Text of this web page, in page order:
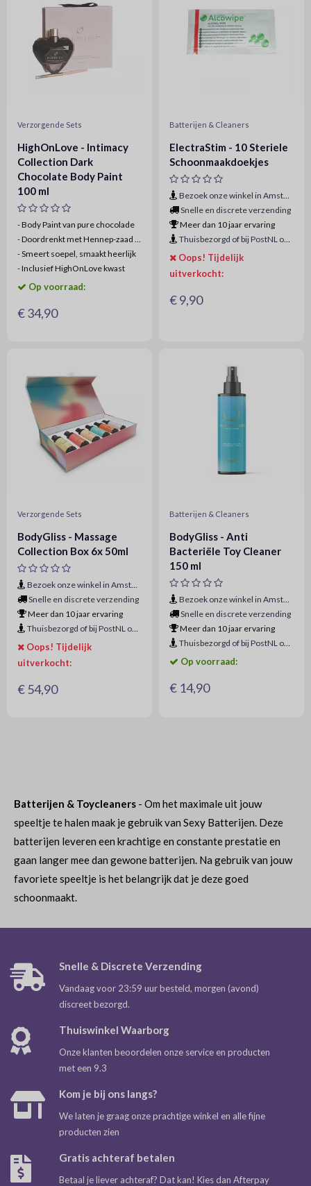
Verzorgende Sets
HighOnLove - Intimacy
Collection Dark
Chocolate Body Paint
100 ml
- Body Paint van pure chocolade
-Doordrenkt met Hennep-zaad olie
-Smeert soepel, smaakt heerlijk
-Inclusief HighOnLove kwast
Op voorraad:
€ 34,90
Batterijen & Cleaners
ElectraStim - 10 Steriele
Schoonmaakdoekjes
Bezoek onze winkel in Amsterdam
Snelle en discrete verzending
Meer dan 10 jaar ervaring
Thuisbezorgd of bij PostNL ophaalpunt
Oops! Tijdelijk
uitverkocht:
€ 9,90
Verzorgende Sets
BodyGliss - Massage
Collection Box 6x 50ml
Bezoek onze winkel in Amsterdam
Snelle en discrete verzending
Meer dan 10 jaar ervaring
Thuisbezorgd of bij PostNL ophaalpunt
Oops! Tijdelijk
uitverkocht:
€ 54,90
Batterijen & Cleaners
BodyGliss - Anti
Bacteriële Toy Cleaner
150 ml
Bezoek onze winkel in Amsterdam
Snelle en discrete verzending
Meer dan 10 jaar ervaring
Thuisbezorgd of bij PostNL ophaalpunt
Op voorraad:
€ 14,90
Batterijen & Toycleaners - Om het maximale uit jouw
speeltje te halen maak je gebruik van Sexy Batterijen. Deze
batterijen leveren een krachtige en constante prestatie en
gaan langer mee dan gewone batterijen. Na gebruik van jouw
favoriete speeltje is het belangrijk dat je deze goed
schoonmaakt.
Snelle & Discrete Verzending
Vandaag voor 23:59 uur besteld, morgen (avond)
discreet bezorgd.
Thuiswinkel Waarborg
Onze klanten beoordelen onze service en producten
met een 9.3
Kom je bij ons langs?
We laten je graag onze prachtige winkel en alle fijne
producten zien
Gratis achteraf betalen
Betaal je liever achteraf? Dat kan! Kies dan Afterpay